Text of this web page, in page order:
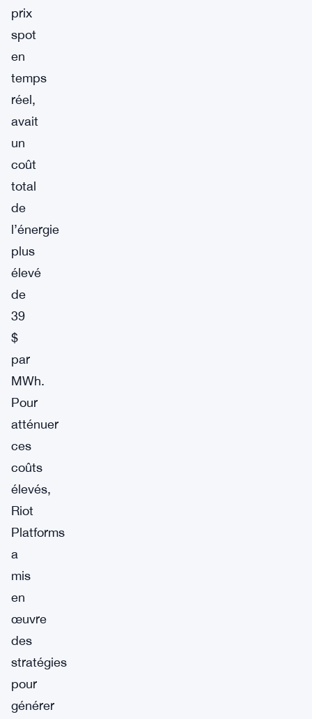
prix
spot
en
temps
réel,
avait
un
coût
total
de
l’énergie
plus
élevé
de
39
$
par
MWh.
Pour
atténuer
ces
coûts
élevés,
Riot
Platforms
a
mis
en
œuvre
des
stratégies
pour
générer